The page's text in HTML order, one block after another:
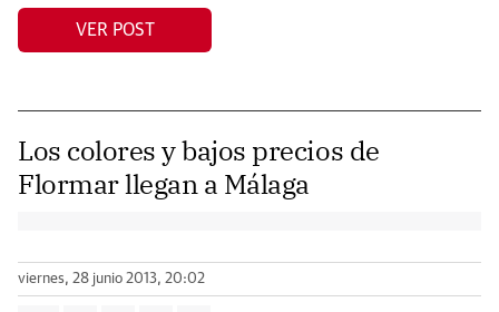
VER POST
Los colores y bajos precios de
Flormar llegan a Málaga
viernes, 28 junio 2013, 20:02